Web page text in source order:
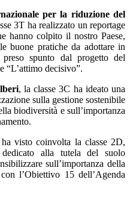
per la riduzione del
3T ha realizzato un reportage
hanno colpito il nostro Paese,
buone pratiche da adottare in
spunto dal progetto del
“L’attimo decisivo”.
, la classe 3C ha ideato una
sulla gestione sostenibile
biodiversità e sull’importanza
visto coinvolta la classe 2D,
alla tutela del suolo
sull’importanza della
l’Obiettivo 15 dell’Agenda